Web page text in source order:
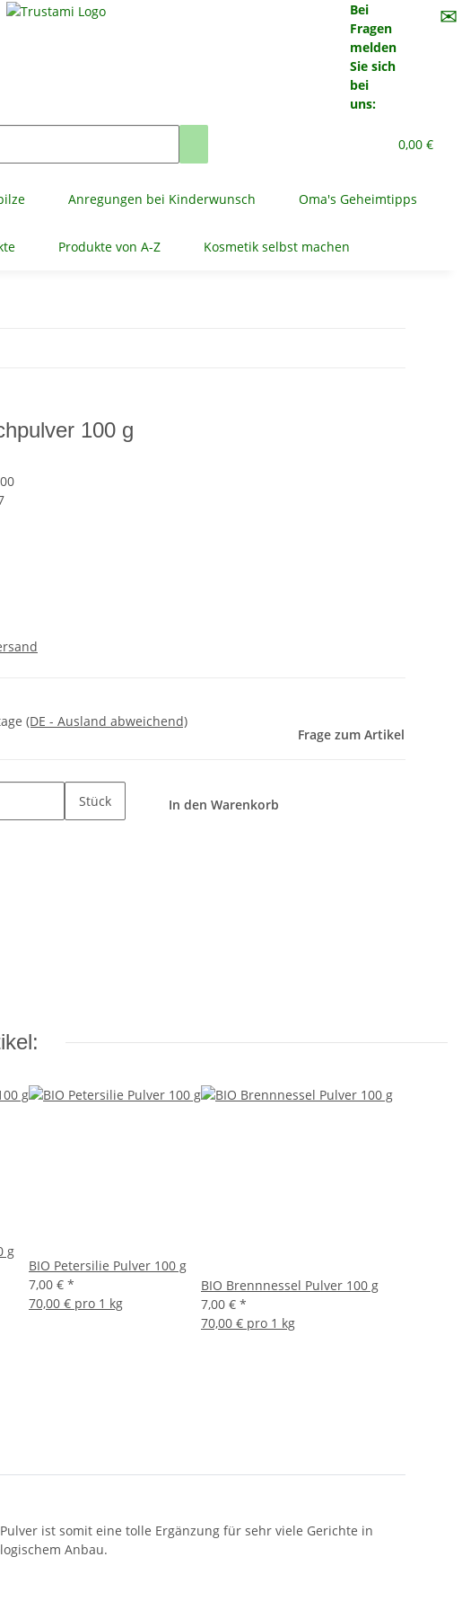
Bei
Fragen
melden
Sie sich
bei
uns:
✉
0,00 €
Anregungen bei Kinderwunsch Oma's Geheimtipps
Produkte von A-Z Kosmetik selbst machen
100 g
(DE - Ausland abweichend)
Frage zum Artikel
Stück In den Warenkorb
g
BIO Petersilie Pulver 100 g
7,00 € *
70,00 € pro 1 kg
BIO Brennnessel Pulver 100 g
7,00 € *
70,00 € pro 1 kg
ist somit eine tolle Ergänzung für sehr viele Gerichte in
Anbau.